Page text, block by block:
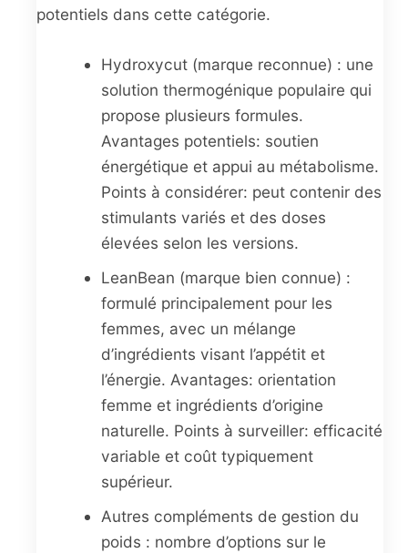
potentiels dans cette catégorie.
Hydroxycut (marque reconnue) : une
solution thermogénique populaire qui
propose plusieurs formules.
Avantages potentiels: soutien
énergétique et appui au métabolisme.
Points à considérer: peut contenir des
stimulants variés et des doses
élevées selon les versions.
LeanBean (marque bien connue) :
formulé principalement pour les
femmes, avec un mélange
d’ingrédients visant l’appétit et
l’énergie. Avantages: orientation
femme et ingrédients d’origine
naturelle. Points à surveiller: efficacité
variable et coût typiquement
supérieur.
Autres compléments de gestion du
poids : nombre d’options sur le